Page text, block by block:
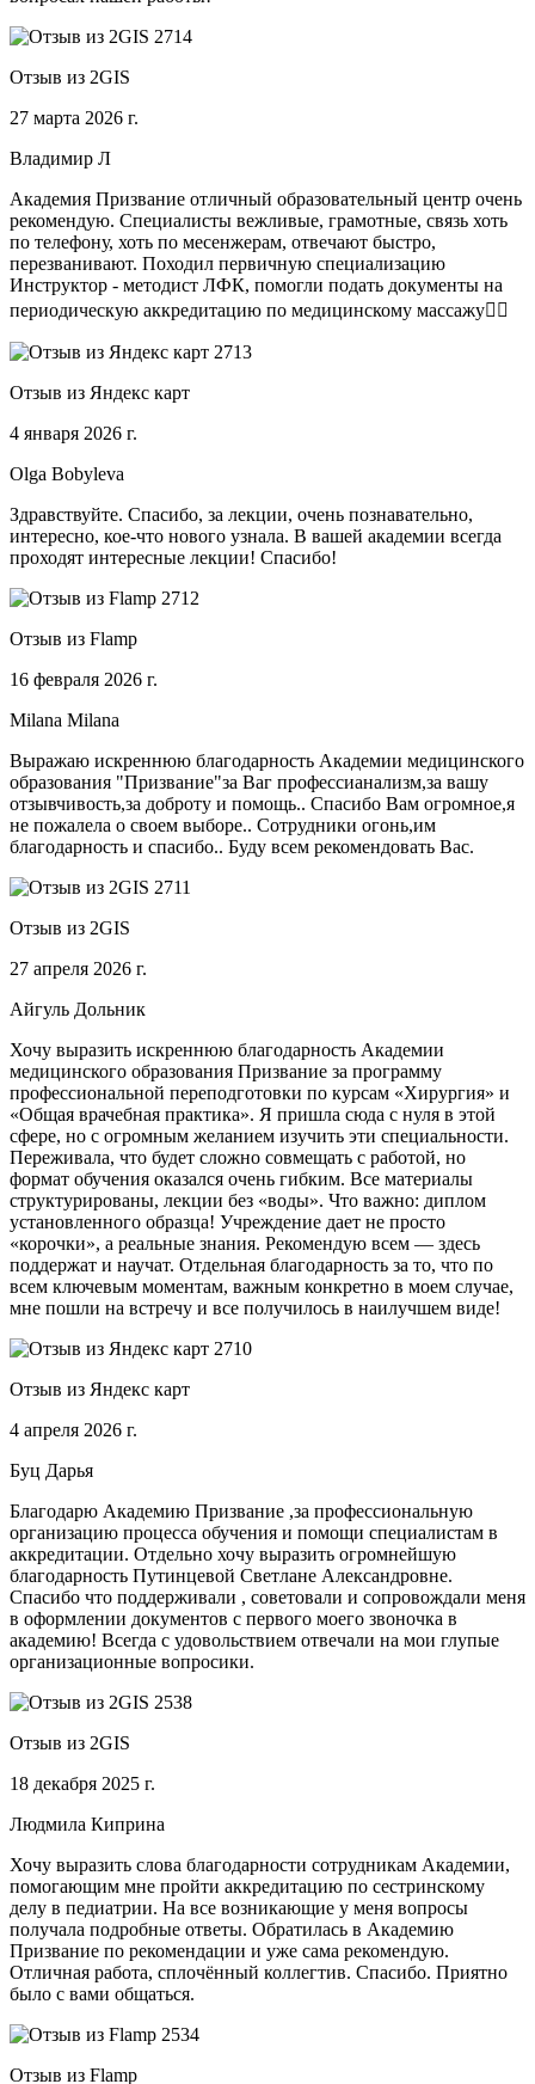
Отзыв из 2GIS
27 марта 2026 г.
Владимир Л
Академия Призвание отличный образовательный центр очень
рекомендую. Специалисты вежливые, грамотные, связь хоть
по телефону, хоть по месенжерам, отвечают быстро,
перезванивают. Походил первичную специализацию
Инструктор - методист ЛФК, помогли подать документы на
периодическую аккредитацию по медицинскому массажу🧑‍⚕️
Отзыв из Яндекс карт
4 января 2026 г.
Olga Bobyleva
Здравствуйте. Спасибо, за лекции, очень познавательно,
интересно, кое-что нового узнала. В вашей академии всегда
проходят интересные лекции! Спасибо!
Отзыв из Flamp
16 февраля 2026 г.
Milana Milana
Выражаю искреннюю благодарность Академии медицинского
образования "Призвание"за Ваг профессианализм,за вашу
отзывчивость,за доброту и помощь.. Спасибо Вам огромное,я
не пожалела о своем выборе.. Сотрудники огонь,им
благодарность и спасибо.. Буду всем рекомендовать Вас.
Отзыв из 2GIS
27 апреля 2026 г.
Айгуль Дольник
Хочу выразить искреннюю благодарность Академии
медицинского образования Призвание за программу
профессиональной переподготовки по курсам «Хирургия» и
«Общая врачебная практика». Я пришла сюда с нуля в этой
сфере, но с огромным желанием изучить эти специальности.
Переживала, что будет сложно совмещать с работой, но
формат обучения оказался очень гибким. Все материалы
структурированы, лекции без «воды». Что важно: диплом
установленного образца! Учреждение дает не просто
«корочки», а реальные знания. Рекомендую всем — здесь
поддержат и научат. Отдельная благодарность за то, что по
всем ключевым моментам, важным конкретно в моем случае,
мне пошли на встречу и все получилось в наилучшем виде!
Отзыв из Яндекс карт
4 апреля 2026 г.
Буц Дарья
Благодарю Академию Призвание ,за профессиональную
организацию процесса обучения и помощи специалистам в
аккредитации. Отдельно хочу выразить огромнейшую
благодарность Путинцевой Светлане Александровне.
Спасибо что поддерживали , советовали и сопровождали меня
в оформлении документов с первого моего звоночка в
академию! Всегда с удовольствием отвечали на мои глупые
организационные вопросики.
Отзыв из 2GIS
18 декабря 2025 г.
Людмила Киприна
Хочу выразить слова благодарности сотрудникам Академии,
помогающим мне пройти аккредитацию по сестринскому
делу в педиатрии. На все возникающие у меня вопросы
получала подробные ответы. Обратилась в Академию
Призвание по рекомендации и уже сама рекомендую.
Отличная работа, сплочённый коллегтив. Спасибо. Приятно
было с вами общаться.
Отзыв из Flamp